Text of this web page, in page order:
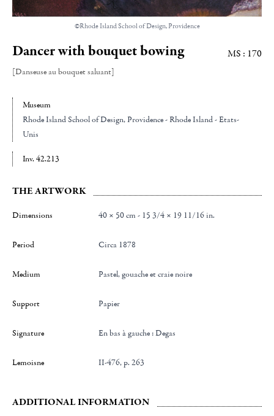
©Rhode Island School of Design, Providence
Dancer with bouquet bowing
[Danseuse au bouquet saluant]
MS : 170
Museum
Rhode Island School of Design, Providence - Rhode Island - Etats-
Unis
Inv. 42.213
THE ARTWORK
Dimensions 40 × 50 cm - 15 3/4 × 19 11/16 in.
Period Circa 1878
Medium Pastel, gouache et craie noire
Support Papier
Signature en bas à gauche : Degas
Lemoisne II-476, p. 263
ADDITIONAL INFORMATION